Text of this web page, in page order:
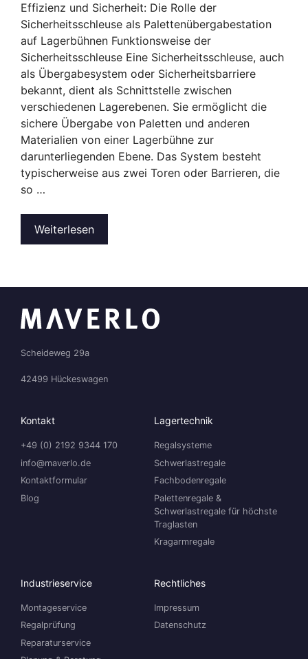
Effizienz und Sicherheit: Die Rolle der
Sicherheitsschleuse als Palettenübergabestation
auf Lagerbühnen Funktionsweise der
Sicherheitsschleuse Eine Sicherheitsschleuse, auch
als Übergabesystem oder Sicherheitsbarriere
bekannt, dient als Schnittstelle zwischen
verschiedenen Lagerebenen. Sie ermöglicht die
sichere Übergabe von Paletten und anderen
Materialien von einer Lagerbühne zur
darunterliegenden Ebene. Das System besteht
typischerweise aus zwei Toren oder Barrieren, die
so …
Weiterlesen
Scheideweg 29a
42499 Hückeswagen
Kontakt
+49 (0) 2192 9344 170
info@maverlo.de
Kontaktformular
Blog
Lagertechnik
Regalsysteme
Schwerlastregale
Fachbodenregale
Palettenregale &
Schwerlastregale für höchste
Traglasten
Kragarmregale
Industrieservice
Montageservice
Regalprüfung
Reparaturservice
Rechtliches
Impressum
Datenschutz